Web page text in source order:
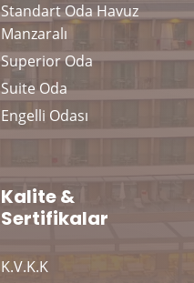
Standart Oda Havuz
Manzaralı
Superior Oda
Suite Oda
Engelli Odası
Kalite &
Sertifikalar
K.V.K.K